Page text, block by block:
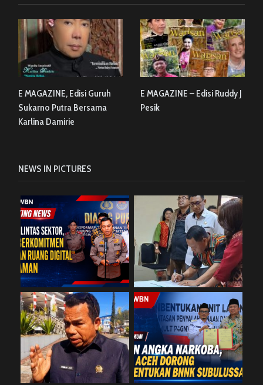
E MAGAZINE, Edisi Guruh
Sukarno Putra Bersama
Karlina Damirie
E MAGAZINE – Edisi Ruddy J
Pesik
NEWS IN PICTURES